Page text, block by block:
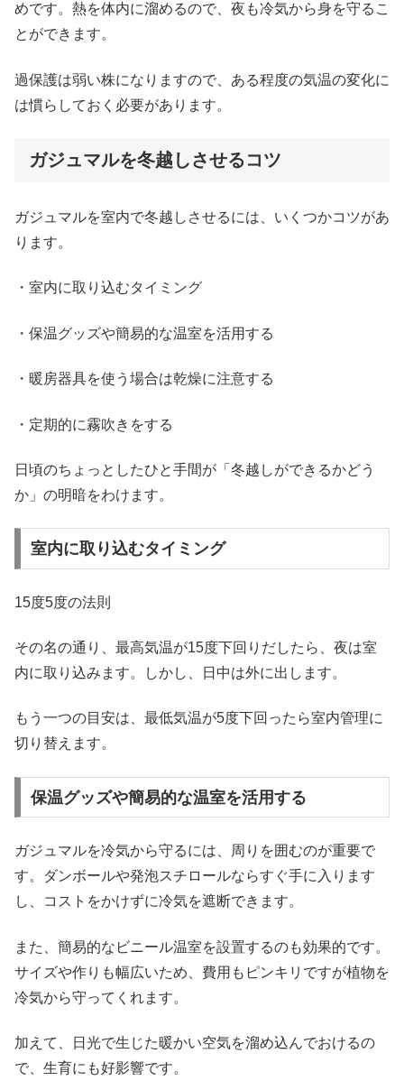
めです。熱を体内に溜めるので、夜も冷気から身を守るこ
とができます。
過保護は弱い株になりますので、ある程度の気温の変化に
は慣らしておく必要があります。
ガジュマルを冬越しさせるコツ
ガジュマルを室内で冬越しさせるには、いくつかコツがあ
ります。
・室内に取り込むタイミング
・保温グッズや簡易的な温室を活用する
・暖房器具を使う場合は乾燥に注意する
・定期的に霧吹きをする
日頃のちょっとしたひと手間が「冬越しができるかどう
か」の明暗をわけます。
室内に取り込むタイミング
15度5度の法則
その名の通り、最高気温が15度下回りだしたら、夜は室
内に取り込みます。しかし、日中は外に出します。
もう一つの目安は、最低気温が5度下回ったら室内管理に
切り替えます。
保温グッズや簡易的な温室を活用する
ガジュマルを冷気から守るには、周りを囲むのが重要で
す。ダンボールや発泡スチロールならすぐ手に入ります
し、コストをかけずに冷気を遮断できます。
また、簡易的なビニール温室を設置するのも効果的です。
サイズや作りも幅広いため、費用もピンキリですが植物を
冷気から守ってくれます。
加えて、日光で生じた暖かい空気を溜め込んでおけるの
で、生育にも好影響です。